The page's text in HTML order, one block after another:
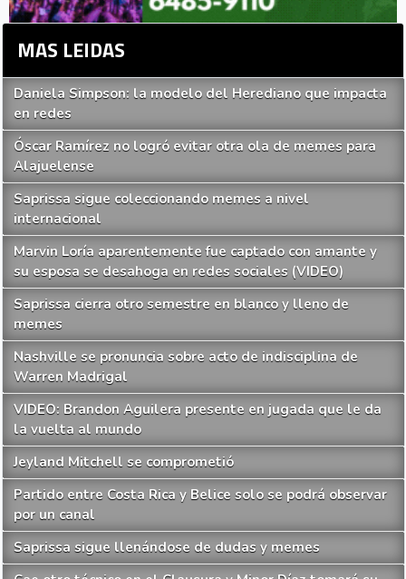
MAS LEIDAS
Daniela Simpson: la modelo del Herediano que impacta
en redes
Óscar Ramírez no logró evitar otra ola de memes para
Alajuelense
Saprissa sigue coleccionando memes a nivel
internacional
Marvin Loría aparentemente fue captado con amante y
su esposa se desahoga en redes sociales (VIDEO)
Saprissa cierra otro semestre en blanco y lleno de
memes
Nashville se pronuncia sobre acto de indisciplina de
Warren Madrigal
VIDEO: Brandon Aguilera presente en jugada que le da
la vuelta al mundo
Jeyland Mitchell se comprometió
Partido entre Costa Rica y Belice solo se podrá observar
por un canal
Saprissa sigue llenándose de dudas y memes